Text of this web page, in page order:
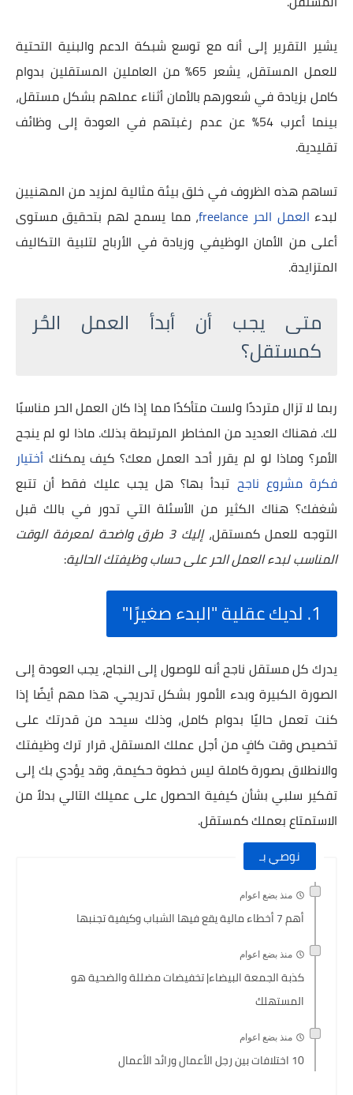
يشير التقرير إلى أنه مع توسع شبكة الدعم والبنية التحتية
للعمل المستقل، يشعر 65% من العاملين المستقلين بدوام
كامل بزيادة في شعورهم بالأمان أثناء عملهم بشكل مستقل،
بينما أعرب 54% عن عدم رغبتهم في العودة إلى وظائف
تقليدية.
تساهم هذه الظروف في خلق بيئة مثالية لمزيد من المهنيين
لبدء العمل الحر freelance
، مما يسمح لهم بتحقيق مستوى
أعلى من الأمان الوظيفي وزيادة في الأرباح لتلبية التكاليف
المتزايدة.
متى يجب أن أبدأ العمل الحُر
كمستقل؟
ربما لا تزال مترددًا ولست متأكدًا مما إذا كان العمل الحر مناسبًا
لك. فهناك العديد من المخاطر المرتبطة بذلك. ماذا لو لم ينجح
الأمر؟ وماذا لو لم يقرر أحد العمل معك؟ كيف يمكنك أختيار
فكرة مشروع ناجح تبدأ بها؟ هل يجب عليك فقط أن تتبع
شغفك؟ هناك الكثير من الأسئلة التي تدور في بالك قبل
التوجه للعمل كمستقل،
إليك 3 طرق واضحة لمعرفة الوقت
المناسب لبدء العمل الحر على حساب وظيفتك الحالية:
1. لديك عقلية "البدء صغيرًا"
يدرك كل مستقل ناجح أنه للوصول إلى النجاح، يجب العودة إلى
الصورة الكبيرة وبدء الأمور بشكل تدريجي. هذا مهم أيضًا إذا
كنت تعمل حاليًا بدوام كامل، وذلك سيحد من قدرتك على
تخصيص وقت كافٍ من أجل عملك المستقل. قرار ترك وظيفتك
والانطلاق بصورة كاملة ليس خطوة حكيمة، وقد يؤدي بك إلى
تفكير سلبي بشأن كيفية الحصول على عميلك التالي بدلاً من
الاستمتاع بعملك كمستقل.
نوصي بـ
منذ بضع اعوام
أهم 7 أخطاء مالية يقع فيها الشباب وكيفية تجنبها
منذ بضع اعوام
كذبة الجمعة البيضاء| تخفيضات مضللة والضحية هو
المستهلك
منذ بضع اعوام
10 اختلافات بين رجل الأعمال ورائد الأعمال